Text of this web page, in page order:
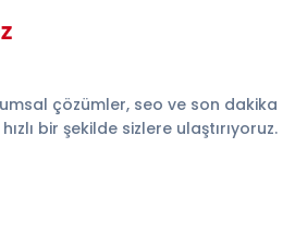
çözümler, seo ve son dakika
bir şekilde sizlere ulaştırıyoruz.